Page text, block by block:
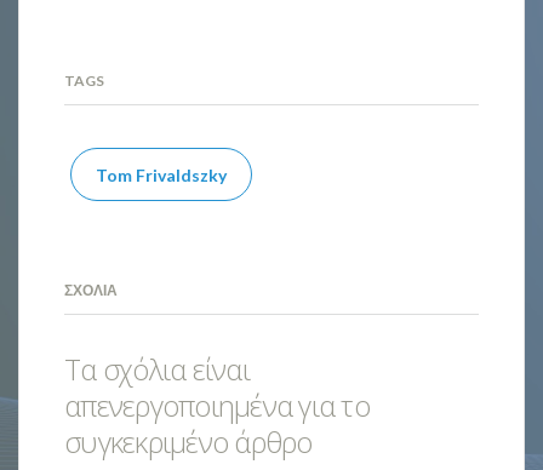
TAGS
Tom Frivaldszky
ΣΧΌΛΙΑ
Τα σχόλια είναι
απενεργοποιημένα για το
συγκεκριμένο άρθρο